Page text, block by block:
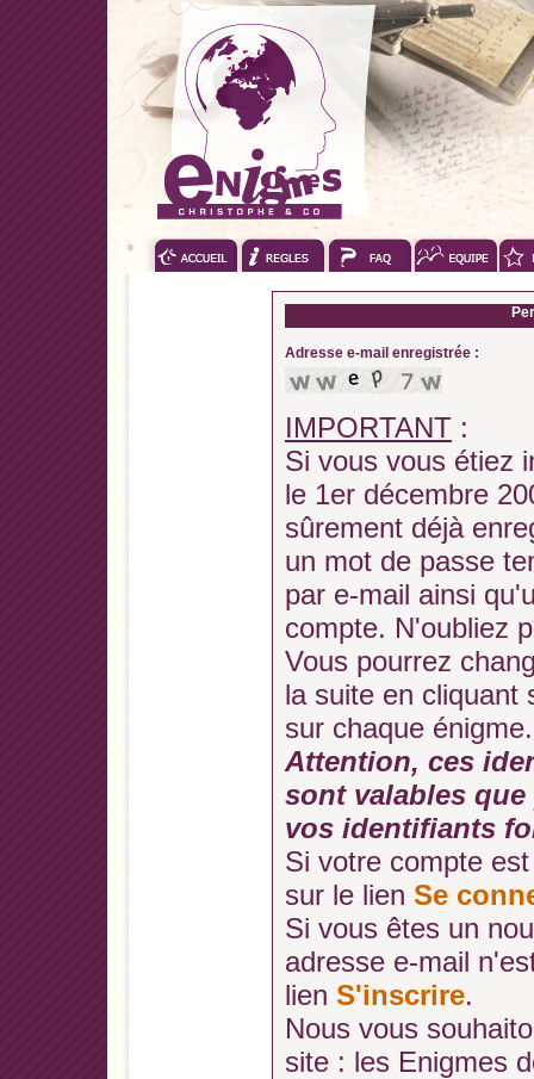
Adresse e-mail enregistrée :
IMPORTANT :
Si vous vous étiez
le 1er décembre
sûrement déjà
un mot de passe
par e-mail ainsi
compte. N'oubliez
Vous pourrez
la suite en cliquant
sur chaque énigme.
Attention, ces
sont valables
vos identifiants
Si votre compte
sur le lien Se
Si vous êtes un
adresse e-mail
lien S'inscrire.
Nous vous
site : les Enigmes